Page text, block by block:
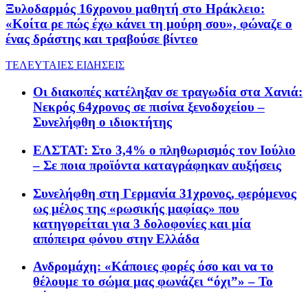
Ξυλοδαρμός 16χρονου μαθητή στο Ηράκλειο:
«Κοίτα ρε πώς έχω κάνει τη μούρη σου», φώναζε ο
ένας δράστης και τραβούσε βίντεο
ΤΕΛΕΥΤΑΙΕΣ ΕΙΔΗΣΕΙΣ
Οι διακοπές κατέληξαν σε τραγωδία στα Χανιά:
Νεκρός 64χρονος σε πισίνα ξενοδοχείου –
Συνελήφθη ο ιδιοκτήτης
ΕΛΣΤΑΤ: Στο 3,4% ο πληθωρισμός τον Ιούλιο
– Σε ποια προϊόντα καταγράφηκαν αυξήσεις
Συνελήφθη στη Γερμανία 31χρονος, φερόμενος
ως μέλος της «ρωσικής μαφίας» που
κατηγορείται για 3 δολοφονίες και μία
απόπειρα φόνου στην Ελλάδα
Ανδρομάχη: «Κάποιες φορές όσο και να το
θέλουμε το σώμα μας φωνάζει “όχι”» – Το